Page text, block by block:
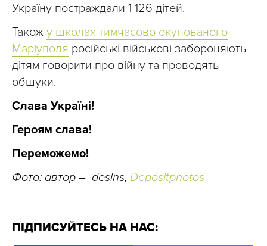
Україну постраждали 1 126 дітей.
Також у школах тимчасово окупованого
Маріуполя російські військові забороняють
дітям говорити про війну та проводять
обшуки.
Слава Україні!
Героям слава!
Переможемо!
Фото: автор – deslns, Depositphotos
ПІДПИСУЙТЕСЬ НА НАС: